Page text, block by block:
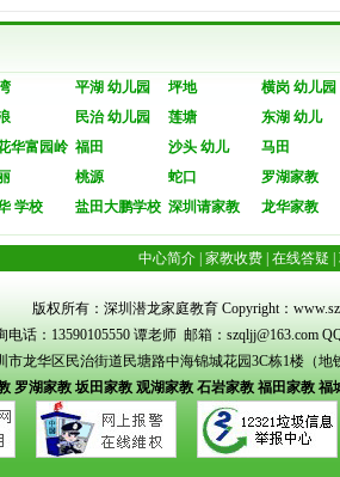
平湖 幼儿园 坪地 横岗 幼儿园
民治 幼儿园 莲塘 东湖 幼儿
华富园岭 福田 沙头 幼儿 马田
桃源 蛇口 罗湖家教
学校
盐田大鹏学校 深圳请家教 龙华家教
中心简介 家教收费 在线答疑
版权所有：深圳潜龙家庭教育 Copyright：
电话：13590105550 谭老师 邮箱：szqljj@163.com
市龙华区民治街道民塘路中海锦城花园3C栋1楼（
罗湖家教 坂田家教 观湖家教 石岩家教 福田家教 福